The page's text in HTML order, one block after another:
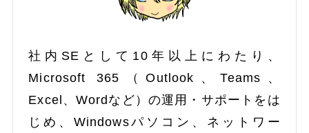
社内SEとして10年以上にわたり、
Microsoft 365（Outlook、Teams、
Excel、Wordなど）の運用・サポートをは
じめ、Windowsパソコン、ネットワー